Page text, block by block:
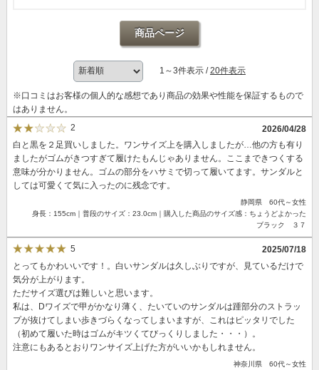
商品ページ
1～3件表示 /20件表示
※口コミはお客様の個人的な感想であり商品の効果や性能を保証するもので
はありません。
2
2026/04/28
白と黒を２足買いしました。ワンサイズ上を購入しましたが…他の方も有り
ましたがゴムがきつすぎて履けたもんじゃありません。ここまできつくする
意味が分かりません。ゴムの部分をハサミで切って履いてます。サンダルと
しては可愛くて気に入ったのに残念です。
静岡県 60代～女性
身長：155cm｜普段のサイズ：23.0cm｜購入した商品のサイズ感：ちょうどよかった
ブラック ３７
5
2025/07/18
とってもかわいいです！。白いサンダルは久しぶりですが、見ているだけで
気分が上がります。
ただサイズ選びは難しいと思います。
私は、Dワイズで甲がかなり薄く、たいていのサンダルは踵部分のストラッ
プが抜けてしまい歩きづらくなってしまいますが、これはピッタリでした
（初めて履いた時はゴムがキツくてびっくりしました・・・）。
注意にもあるとおりワンサイズ上げた方がいいかもしれません。
神奈川県 60代～女性